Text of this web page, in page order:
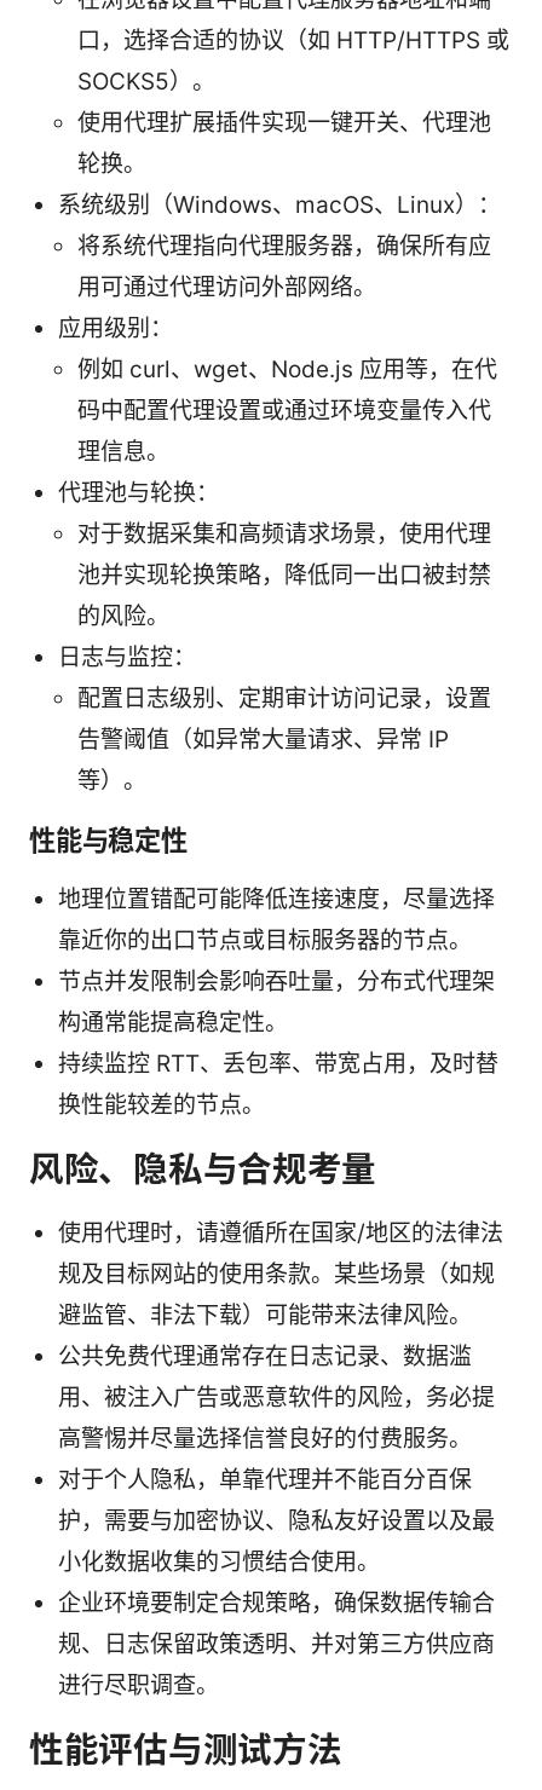
口，选择合适的协议（如 HTTP/HTTPS 或
SOCKS5）。
使用代理扩展插件实现一键开关、代理池
轮换。
系统级别（Windows、macOS、Linux）：
将系统代理指向代理服务器，确保所有应
用可通过代理访问外部网络。
应用级别：
例如 curl、wget、Node.js 应用等，在代
码中配置代理设置或通过环境变量传入代
理信息。
代理池与轮换：
对于数据采集和高频请求场景，使用代理
池并实现轮换策略，降低同一出口被封禁
的风险。
日志与监控：
配置日志级别、定期审计访问记录，设置
告警阈值（如异常大量请求、异常 IP
等）。
性能与稳定性
地理位置错配可能降低连接速度，尽量选择
靠近你的出口节点或目标服务器的节点。
节点并发限制会影响吞吐量，分布式代理架
构通常能提高稳定性。
持续监控 RTT、丢包率、带宽占用，及时替
换性能较差的节点。
风险、隐私与合规考量
使用代理时，请遵循所在国家/地区的法律法
规及目标网站的使用条款。某些场景（如规
避监管、非法下载）可能带来法律风险。
公共免费代理通常存在日志记录、数据滥
用、被注入广告或恶意软件的风险，务必提
高警惕并尽量选择信誉良好的付费服务。
对于个人隐私，单靠代理并不能百分百保
护，需要与加密协议、隐私友好设置以及最
小化数据收集的习惯结合使用。
企业环境要制定合规策略，确保数据传输合
规、日志保留政策透明、并对第三方供应商
进行尽职调查。
性能评估与测试方法